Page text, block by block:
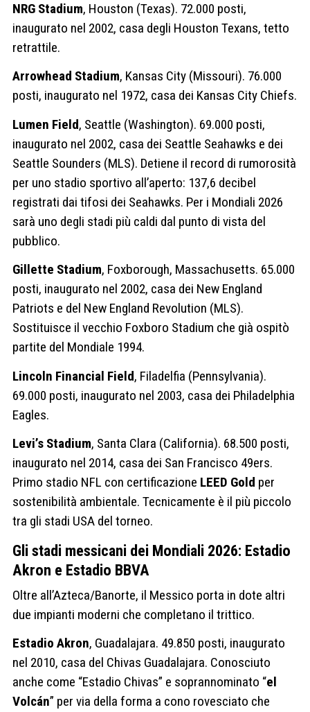
NRG Stadium, Houston (Texas). 72.000 posti,
inaugurato nel 2002, casa degli Houston Texans, tetto
retrattile.
Arrowhead Stadium, Kansas City (Missouri). 76.000
posti, inaugurato nel 1972, casa dei Kansas City Chiefs.
Lumen Field, Seattle (Washington). 69.000 posti,
inaugurato nel 2002, casa dei Seattle Seahawks e dei
Seattle Sounders (MLS). Detiene il record di rumorosità
per uno stadio sportivo all’aperto: 137,6 decibel
registrati dai tifosi dei Seahawks. Per i Mondiali 2026
sarà uno degli stadi più caldi dal punto di vista del
pubblico.
Gillette Stadium, Foxborough, Massachusetts. 65.000
posti, inaugurato nel 2002, casa dei New England
Patriots e del New England Revolution (MLS).
Sostituisce il vecchio Foxboro Stadium che già ospitò
partite del Mondiale 1994.
Lincoln Financial Field, Filadelfia (Pennsylvania).
69.000 posti, inaugurato nel 2003, casa dei Philadelphia
Eagles.
Levi’s Stadium, Santa Clara (California). 68.500 posti,
inaugurato nel 2014, casa dei San Francisco 49ers.
Primo stadio NFL con certificazione LEED Gold per
sostenibilità ambientale. Tecnicamente è il più piccolo
tra gli stadi USA del torneo.
Gli stadi messicani dei Mondiali 2026: Estadio
Akron e Estadio BBVA
Oltre all’Azteca/Banorte, il Messico porta in dote altri
due impianti moderni che completano il trittico.
Estadio Akron, Guadalajara. 49.850 posti, inaugurato
nel 2010, casa del Chivas Guadalajara. Conosciuto
anche come “Estadio Chivas” e soprannominato “el
Volcán” per via della forma a cono rovesciato che